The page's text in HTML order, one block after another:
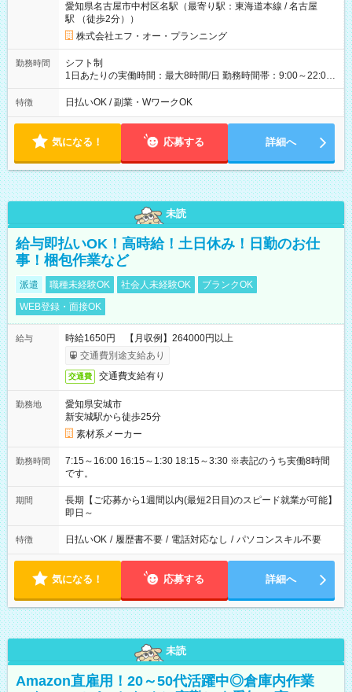
愛知県名古屋市中村区名駅（最寄り駅：東海道本線 / 名古屋
駅 （徒歩2分））
株式会社エフ・オー・プランニング
勤務時間
シフト制
1日あたりの実働時間：最大8時間/日 勤務時間帯：9:00～22:00
【シフト例】 ・9:00～18:00 ・13:00～22:00 ■週5日～OK ■1日
8時間（休憩1時間） 時間帯の相談OKでプライベートも充実 ※
（週休2日制）となりますが、 平日休みの曜日はほぼ希望通りに
取得可能です◎
特徴 日払いOK / 副業・WワークOK
気になる！ 応募する 詳細へ
未読
給与即払いOK！高時給！土日休み！日勤のお仕
事！梱包作業など
派遣 職種未経験OK 社会人未経験OK
ブランクOK
WEB登録・面接OK
給与
時給1650円 【月収例】264000円以上
交通費別途支給あり
交通費 交通費支給有り
勤務地
愛知県安城市
新安城駅から徒歩25分
素材系メーカー
勤務時間
7:15～16:00 16:15～1:30 18:15～3:30 ※表記のうち実働8時間
です。
期間
長期【ご応募から1週間以内(最短2日目)のスピード就業が可能】
即日～
特徴 日払いOK / 履歴書不要 / 電話対応なし / パソコンスキル不要
気になる！ 応募する 詳細へ
未読
Amazon直雇用！20～50代活躍中◎倉庫内作業